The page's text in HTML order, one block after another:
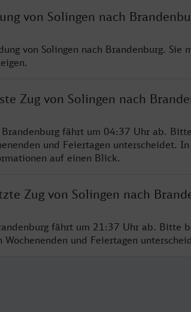
von Solingen nach
von Solingen nach Brandenburg. Sie
Zug von Solingen nach
Brandenburg fährt um 04:37 Uhr ab.
und Feiertagen unterscheidet.
auf einen Blick.
Zug von Solingen nach
fährt um 21:37 Uhr ab. Bitte
und Feiertagen